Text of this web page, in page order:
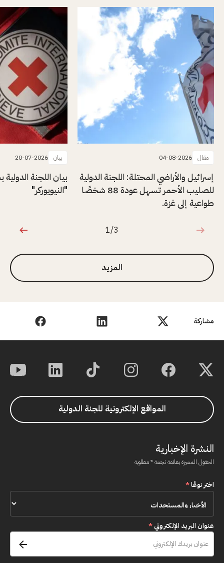
مشاركة
مقال 04-08-2026
إسرائيل والأراضي المحتلة: اللجنة الدولية
للصليب الأحمر تسهل عودة 88 شخصًا
طواعية إلى غزة.
بيان 20-07-2026
بيان اللجنة
"النيويوركر"
1 من 3
1/3
المزيد
المواقع الإلكترونية للجنة الدولية
النشرة الإخبارية
الحقول المميزة بعلامة نجمة * مطلوبة
اختر نوعًا*
عنوان البريد الإلكتروني*